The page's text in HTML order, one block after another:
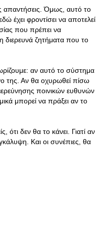
απαντήσεις. Όμως, αυτό το
έχει φροντίσει να αποτελεί
που πρέπει να
διερευνά ζητήματα που το
αν αυτό το σύστημα
της. Αν θα οχυρωθεί πίσω
ποινικών ευθυνών
μπορεί να πράξει αν το
ότι δεν θα το κάνει. Γιατί αν
Και οι συνέπιες, θα